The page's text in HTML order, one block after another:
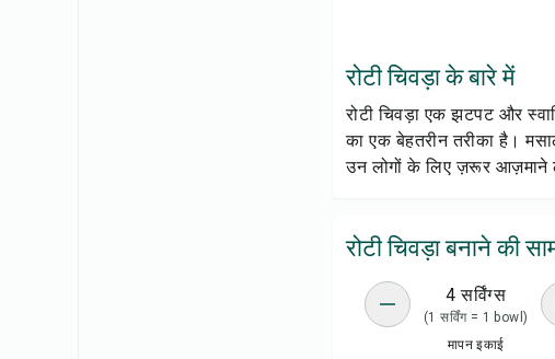
रोटी चिवड़ा के बारे में
रोटी चिवड़ा एक झटपट और
का एक बेहतरीन तरीका है।
उन लोगों के लिए ज़रूर आज़माने
रोटी चिवड़ा बनाने की
4 सर्विंग्स
(1 सर्विंग = 1 bowl)
मापन इकाई